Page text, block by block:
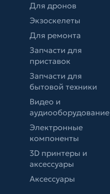
Для дронов
Экзоскелеты
Для ремонта
Запчасти для
приставок
Запчасти для
бытовой техники
Видео и
аудиооборудование
Электронные
компоненты
3D принтеры и
аксессуары
Аксессуары